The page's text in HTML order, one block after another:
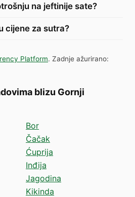
na jeftinije sate?
cijene za sutra?
Platform. Zadnje ažurirano:
blizu Gornji
Bor
Čačak
Ćuprija
Inđija
Jagodina
Kikinda